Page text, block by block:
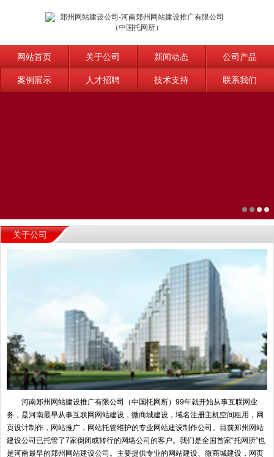
网站首页 关于公司 新闻动态 公司产品
案例展示 人才招聘 技术支持 联系我们
关于公司
河南郑州网站建设推广有限公司（中国托网所）99年就开始从事互联网业
务，是河南最早从事互联网网站建设，微商城建设，域名注册主机空间租用，网
页设计制作，网站推广，网站托管维护的专业网站建设制作公司。目前郑州网站
建设公司已托管了7家倒闭或转行的网络公司的客户。我们是全国首家“托网所”也
是河南最早的郑州网站建设公司。主要提供专业的网站建设、微商城建设，网页